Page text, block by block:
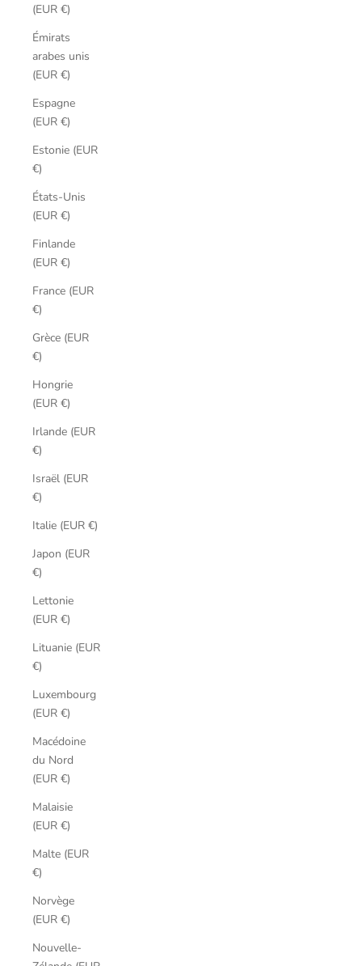
(EUR €)
Émirats
arabes unis
(EUR €)
Espagne
(EUR €)
Estonie (EUR
€)
États-Unis
(EUR €)
Finlande
(EUR €)
France (EUR
€)
Grèce (EUR
€)
Hongrie
(EUR €)
Irlande (EUR
€)
Israël (EUR
€)
Italie (EUR €)
Japon (EUR
€)
Lettonie
(EUR €)
Lituanie (EUR
€)
Luxembourg
(EUR €)
Macédoine
du Nord
(EUR €)
Malaisie
(EUR €)
Malte (EUR
€)
Norvège
(EUR €)
Nouvelle-